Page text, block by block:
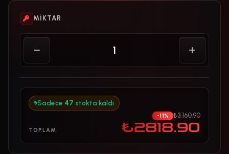
MIKTAR
Sadece 47 stokta kaldı
TOPLAM:
-11% ₺3,160.90
₺2818.90